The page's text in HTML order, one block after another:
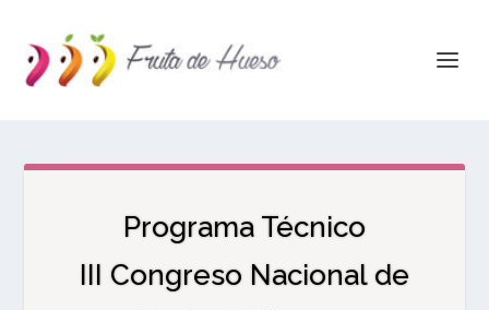
Programa Técnico
III Congreso Nacional de